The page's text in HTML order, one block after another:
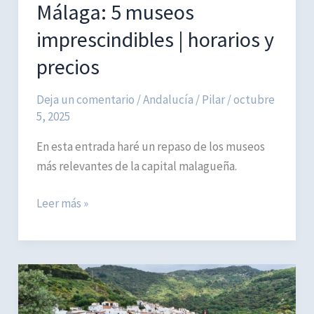
Rincón
de
la
Victoria
Málaga: 5 museos
imprescindibles | horarios y
precios
Deja un comentario /Andalucía /Pilar/octubre
5, 2025
En esta entrada haré un repaso de los museos
más relevantes de la capital malagueña.
Málaga:
museos
imprescindibles
|
horarios
Leer más »